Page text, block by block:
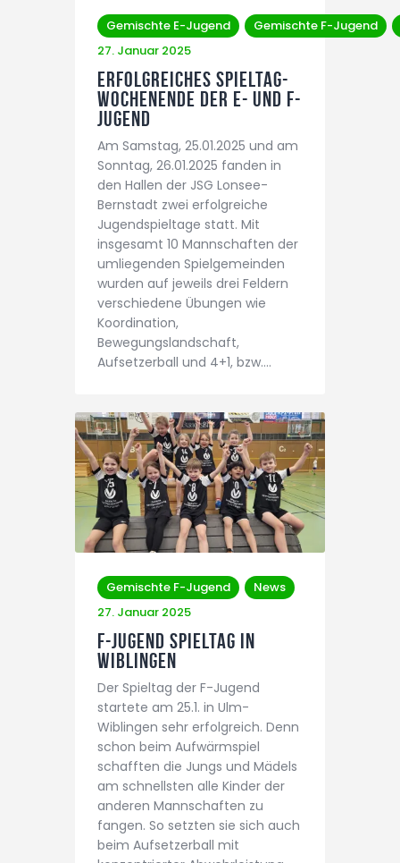
Gemischte E-Jugend
Gemischte F-Jugend
27. Januar 2025
Erfolgreiches Spieltag-
Wochenende der E- und F-
Jugend
Am Samstag, 25.01.2025 und am
Sonntag, 26.01.2025 fanden in
den Hallen der JSG Lonsee-
Bernstadt zwei erfolgreiche
Jugendspieltage statt. Mit
insgesamt 10 Mannschaften der
umliegenden Spielgemeinden
wurden auf jeweils drei Feldern
verschiedene Übungen wie
Koordination,
Bewegungslandschaft,
Aufsetzerball und 4+1, bzw.…
Gemischte F-Jugend
News
27. Januar 2025
F-Jugend Spieltag in
Wiblingen
Der Spieltag der F-Jugend
startete am 25.1. in Ulm-
Wiblingen sehr erfolgreich. Denn
schon beim Aufwärmspiel
schafften die Jungs und Mädels
am schnellsten alle Kinder der
anderen Mannschaften zu
fangen. So setzten sie sich auch
beim Aufsetzerball mit